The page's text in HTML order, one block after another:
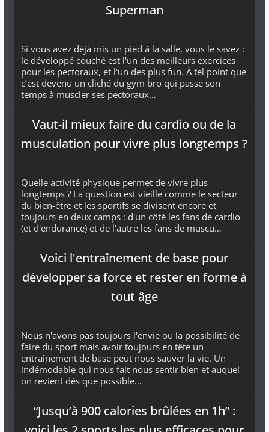
Superman
Si vous avez déjà mis un pied à la salle, vous le savez :
le développé couché est l'un des meilleurs exercices
pour les pectoraux, et l'un des plus fun. À tel point que
c’est devenu un cliché du gym bro qui passe son
temps à muscler ses pectoraux…
Vaut-il mieux faire du cardio ou de la
musculation pour vivre plus longtemps ?
Quelle activité physique permet de vivre plus
longtemps ? La question est vieille comme le secteur
du bien-être et les sportifs se divisent encore et
toujours en deux camps : d'un côté les fans de cardio
(et d'endurance) et de l'autre les fans de muscu…
Voici l'entraînement de base pour
développer sa force et rester en forme à
tout âge
Nous n'avons pas toujours l'envie ou la possibilité de
faire du sport mais avoir toujours en tête un
entraînement de base peut nous sauver la vie. Un
indémodable qui nous fait nous sentir bien et auquel
on revient dès que possible…
“Jusqu’à 900 calories brûlées en 1h” :